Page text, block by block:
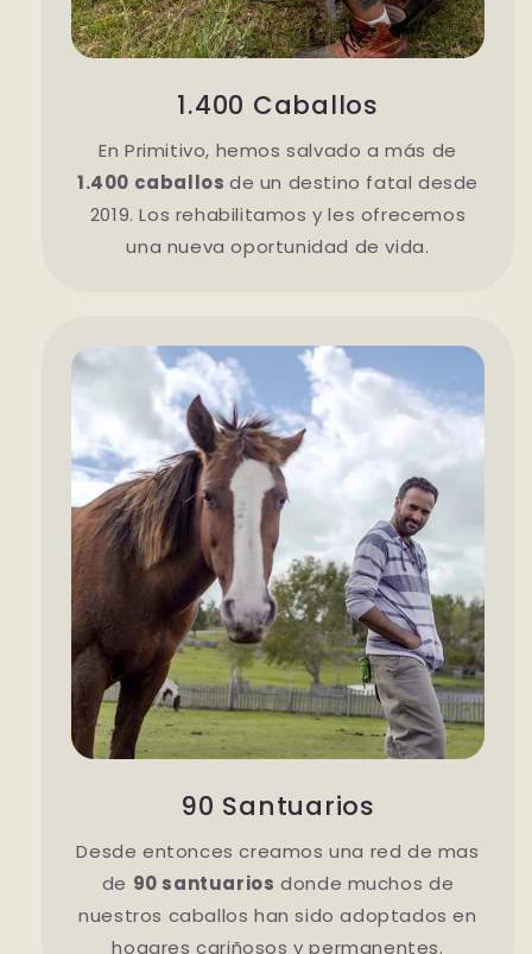
1.400 Caballos
En Primitivo, hemos salvado a más de
1.400 caballos de un destino fatal desde
2019. Los rehabilitamos y les ofrecemos
una nueva oportunidad de vida.
90 Santuarios
Desde entonces creamos una red de mas
de 90 santuarios donde muchos de
nuestros caballos han sido adoptados en
hogares cariñosos y permanentes.